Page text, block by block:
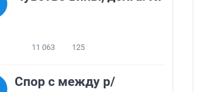
11 063 125
Спор с между р/